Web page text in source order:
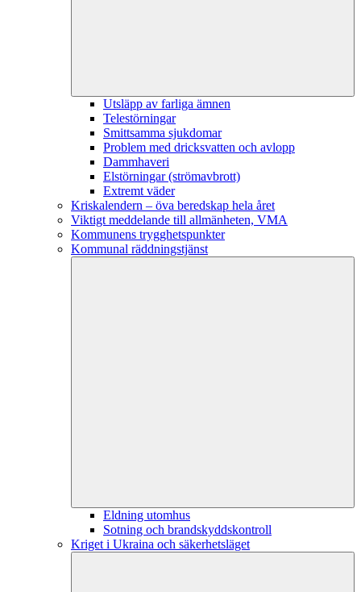
Utsläpp av farliga ämnen
Telestörningar
Smittsamma sjukdomar
Problem med dricksvatten och avlopp
Dammhaveri
Elstörningar (strömavbrott)
Extremt väder
Kriskalendern – öva beredskap hela året
Viktigt meddelande till allmänheten, VMA
Kommunens trygghetspunkter
Kommunal räddningstjänst
Eldning utomhus
Sotning och brandskyddskontroll
Kriget i Ukraina och säkerhetsläget